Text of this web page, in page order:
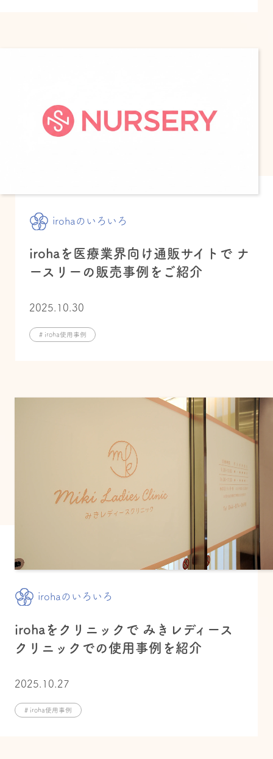
irohaのいろいろ
irohaを医療業界向け通販サイトで ナ
ースリーの販売事例をご紹介
2025.10.30
# iroha使用事例
irohaのいろいろ
irohaをクリニックで みきレディース
クリニックでの使用事例を紹介
2025.10.27
# iroha使用事例